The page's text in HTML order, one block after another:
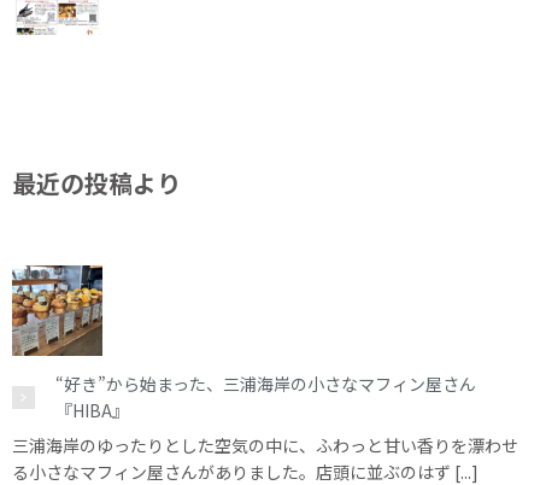
最近の投稿より
“好き”から始まった、三浦海岸の小さなマフィン屋さん
『HIBA』
三浦海岸のゆったりとした空気の中に、ふわっと甘い香りを漂わせ
る小さなマフィン屋さんがありました。店頭に並ぶのはず [...]